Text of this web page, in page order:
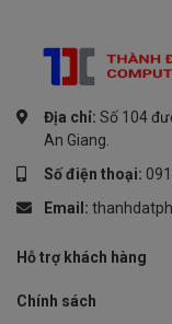
Địa chỉ: Số 104
An Giang.
Số điện thoại:
Email:
Hỗ trợ khách hàng
Chính sách